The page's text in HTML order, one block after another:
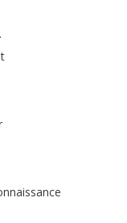
.